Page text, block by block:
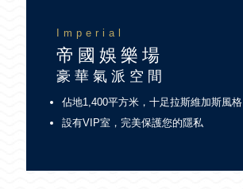
Imperial
帝國娛樂場
豪華氣派空間
佔地1,400平方米，十足拉斯維加斯風格
設有VIP室，完美保護您的隱私